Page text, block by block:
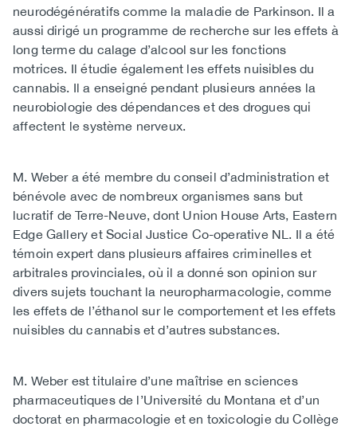
neurodégénératifs comme la maladie de Parkinson. Il a
aussi dirigé un programme de recherche sur les effets à
long terme du calage d’alcool sur les fonctions
motrices. Il étudie également les effets nuisibles du
cannabis. Il a enseigné pendant plusieurs années la
neurobiologie des dépendances et des drogues qui
affectent le système nerveux. ​
M. Weber a été membre du conseil d’administration et
bénévole avec de nombreux organismes sans but
lucratif de Terre-Neuve, dont Union House Arts, Eastern
Edge Gallery et Social Justice Co-operative NL. Il a été
témoin expert dans plusieurs affaires criminelles et
arbitrales provinciales, où il a donné son opinion sur
divers sujets touchant la neuropharmacologie, comme
les effets de l’éthanol sur le comportement et les effets
nuisibles du cannabis et d’autres substances.
M. Weber est titulaire d’une maîtrise en sciences
pharmaceutiques de l’Université du Montana et d’un
doctorat en pharmacologie et en toxicologie du Collège